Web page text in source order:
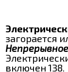
загорается
включен 138.